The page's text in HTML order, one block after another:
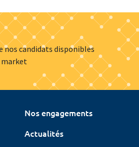
nos candidats disponibles
Nos engagements
Actualités